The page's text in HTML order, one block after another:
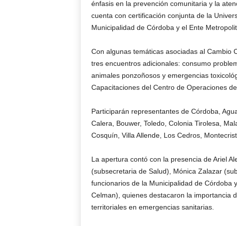
énfasis en la prevención comunitaria y la
cuenta con certificación conjunta de la
Municipalidad de Córdoba y el Ente
Con algunas temáticas asociadas al Cambio
tres encuentros adicionales: consumo
animales ponzoñosos y emergencias
Capacitaciones del Centro de Operaciones
Participarán representantes de Córdoba,
Calera, Bouwer, Toledo, Colonia Tirolesa,
Cosquín, Villa Allende, Los Cedros,
La apertura contó con la presencia de Ariel
(subsecretaria de Salud), Mónica Zalazar
funcionarios de la Municipalidad de Córdoba
Celman), quienes destacaron la importancia
territoriales en emergencias sanitarias.